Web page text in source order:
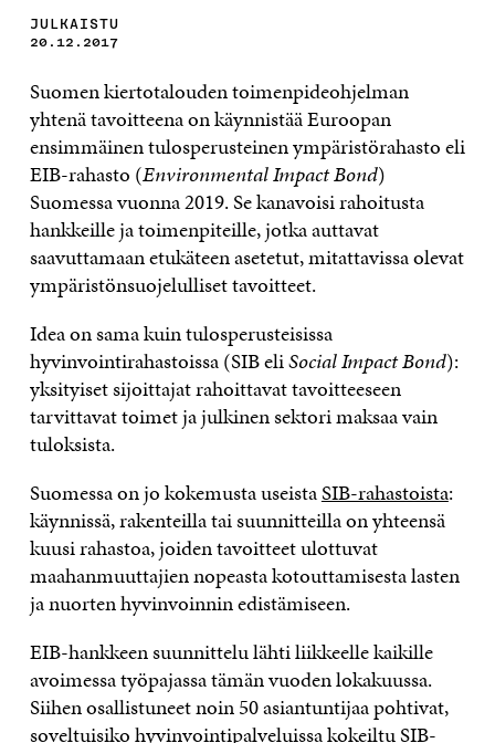
JULKAISTU
20.12.2017
Suomen kiertotalouden toimenpideohjelman
yhtenä tavoitteena on käynnistää Euroopan
ensimmäinen tulosperusteinen ympäristörahasto eli
EIB-rahasto (Environmental Impact Bond)
Suomessa vuonna 2019. Se kanavoisi rahoitusta
hankkeille ja toimenpiteille, jotka auttavat
saavuttamaan etukäteen asetetut, mitattavissa olevat
ympäristönsuojelulliset tavoitteet.
Idea on sama kuin tulosperusteisissa
hyvinvointirahastoissa (SIB eliSocial Impact Bond):
yksityiset sijoittajat rahoittavat tavoitteeseen
tarvittavat toimet ja julkinen sektori maksaa vain
tuloksista.
Suomessa on jo kokemusta useistaSIB-rahastoista:
käynnissä, rakenteilla tai suunnitteilla on yhteensä
kuusi rahastoa, joiden tavoitteet ulottuvat
maahanmuuttajien nopeasta kotouttamisesta lasten
ja nuorten hyvinvoinnin edistämiseen.
EIB-hankkeen suunnittelu lähti liikkeelle kaikille
avoimessa työpajassa tämän vuoden lokakuussa.
Siihen osallistuneet noin 50 asiantuntijaa pohtivat,
soveltuisiko hyvinvointipalveluissa kokeiltu SIB-